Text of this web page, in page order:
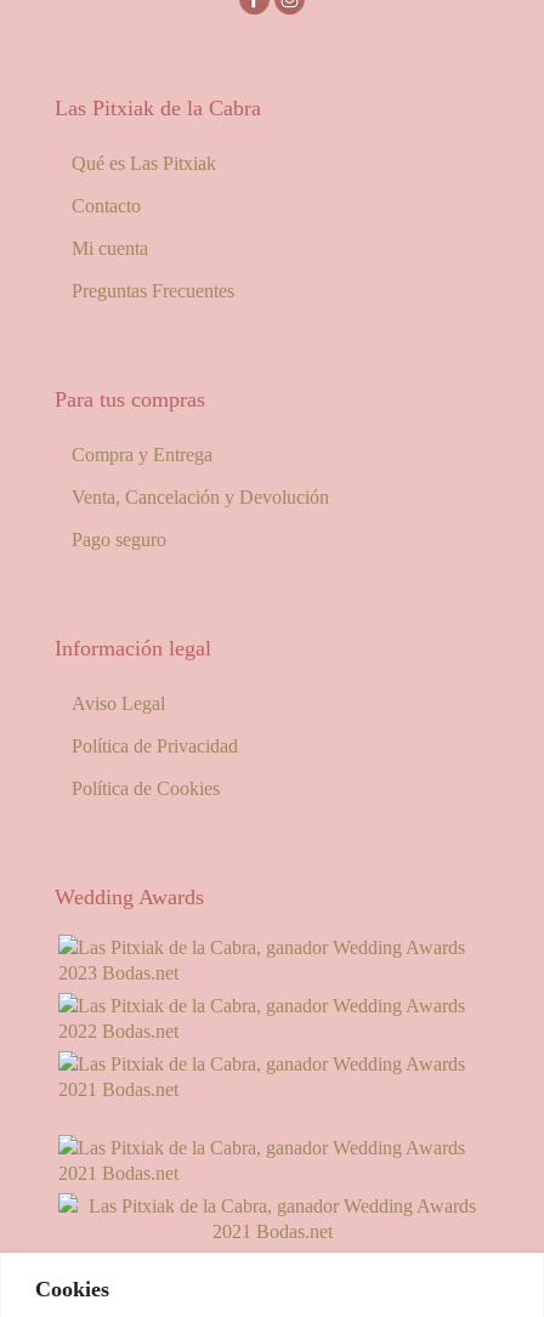
Cookies
Las Pitxiak de la Cabra
Qué es Las Pitxiak
Contacto
Mi cuenta
Preguntas Frecuentes
Para tus compras
Compra y Entrega
Venta, Cancelación y Devolución
Pago seguro
Información legal
Aviso Legal
Política de Privacidad
Política de Cookies
Wedding Awards